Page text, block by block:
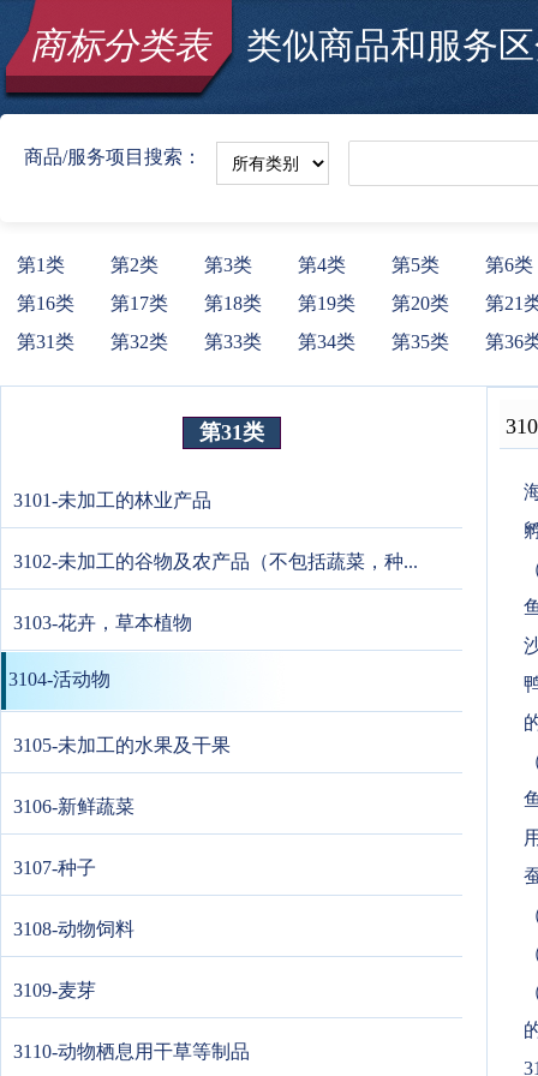
商标分类表类似商品和服务区
商品/服务项目搜索：
第1类 第2类 第3类 第4类 第5类
第6类
第16类
第17类 第18类 第19类 第20类
第21
第31类
第32类 第33类 第34类 第35类 第36
第31类
3101-未加工的林业产品
3102-未加工的谷物及农产品（不包括蔬菜，种...
3103-花卉，草本植物
3104-活动物
3105-未加工的水果及干果
3106-新鲜蔬菜
3107-种子
3108-动物饲料
3109-麦芽
3110-动物栖息用干草等制品